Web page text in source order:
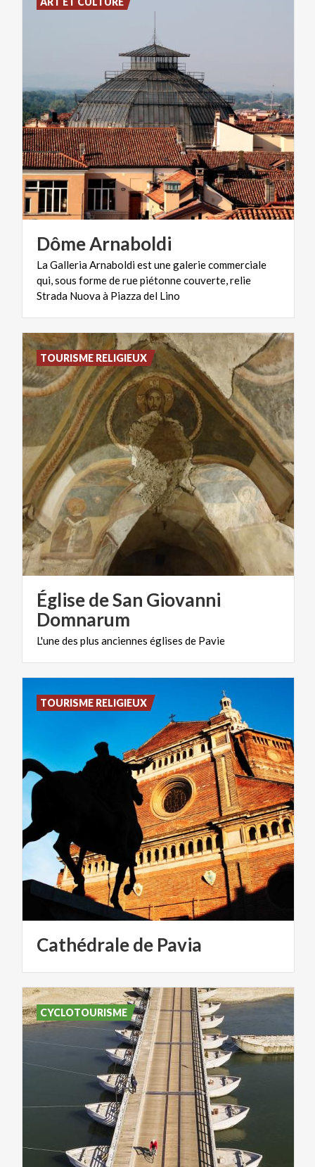
DômeArnaboldi
La Galleria Arnaboldi est une galerie commerciale
qui, sous forme de rue piétonne couverte, relie
Strada Nuova à Piazza del Lino
Église de San Giovanni
Domnarum
L'unedes plus anciennes églises de Pavie
TOURISME RELIGIEUX
Cathédralede Pavia
TOURISME RELIGIEUX
CYCLOTOURISME